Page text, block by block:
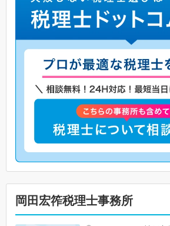
岡田宏筰税理士事務所